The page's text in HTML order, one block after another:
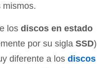
mismos.
los discos en estado
por su sigla SSD)
diferente a los discos